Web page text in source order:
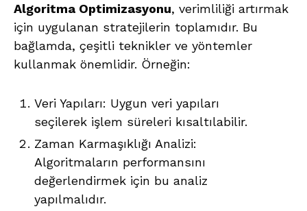
Algoritma Optimizasyonu, verimliliği artırmak
için uygulanan stratejilerin toplamıdır. Bu
bağlamda, çeşitli teknikler ve yöntemler
kullanmak önemlidir. Örneğin:
Veri Yapıları: Uygun veri yapıları
seçilerek işlem süreleri kısaltılabilir.
Zaman Karmaşıklığı Analizi:
Algoritmaların performansını
değerlendirmek için bu analiz
yapılmalıdır.